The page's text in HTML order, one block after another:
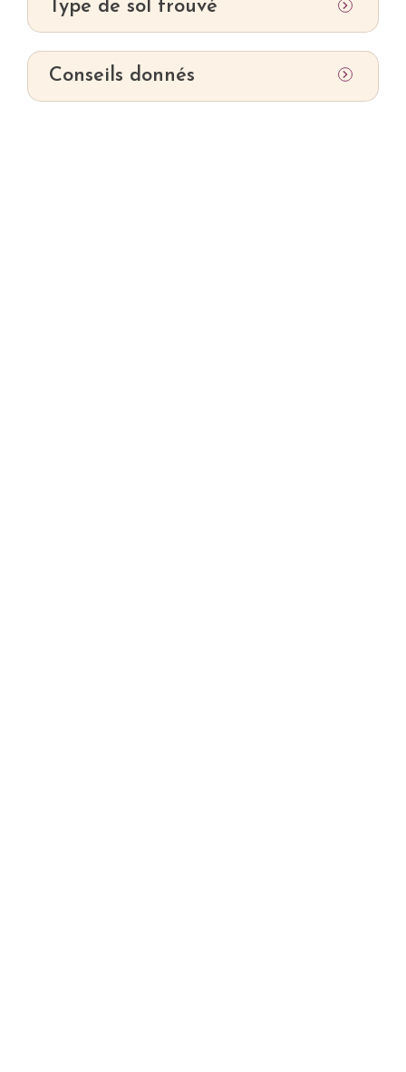
Type de sol trouvé
Conseils donnés